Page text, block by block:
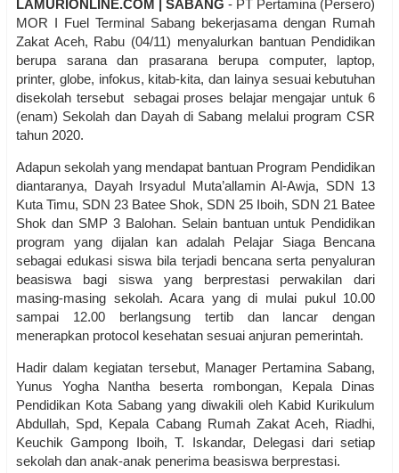
LAMURIONLINE.COM | SABANG - PT Pertamina (Persero)
MOR I Fuel Terminal Sabang bekerjasama dengan Rumah
Zakat Aceh, Rabu (04/11) menyalurkan bantuan Pendidikan
berupa sarana dan prasarana berupa computer, laptop,
printer, globe, infokus, kitab-kita, dan lainya sesuai kebutuhan
disekolah tersebut sebagai proses belajar mengajar untuk 6
(enam) Sekolah dan Dayah di Sabang melalui program CSR
tahun 2020.
Adapun sekolah yang mendapat bantuan Program Pendidikan
diantaranya, Dayah Irsyadul Muta’allamin Al-Awja, SDN 13
Kuta Timu, SDN 23 Batee Shok, SDN 25 Iboih, SDN 21 Batee
Shok dan SMP 3 Balohan. Selain bantuan untuk Pendidikan
program yang dijalan kan adalah Pelajar Siaga Bencana
sebagai edukasi siswa bila terjadi bencana serta penyaluran
beasiswa bagi siswa yang berprestasi perwakilan dari
masing-masing sekolah. Acara yang di mulai pukul 10.00
sampai 12.00 berlangsung tertib dan lancar dengan
menerapkan protocol kesehatan sesuai anjuran pemerintah.
Hadir dalam kegiatan tersebut, Manager Pertamina Sabang,
Yunus Yogha Nantha beserta rombongan, Kepala Dinas
Pendidikan Kota Sabang yang diwakili oleh Kabid Kurikulum
Abdullah, Spd, Kepala Cabang Rumah Zakat Aceh, Riadhi,
Keuchik Gampong Iboih, T. Iskandar, Delegasi dari setiap
sekolah dan anak-anak penerima beasiswa berprestasi.